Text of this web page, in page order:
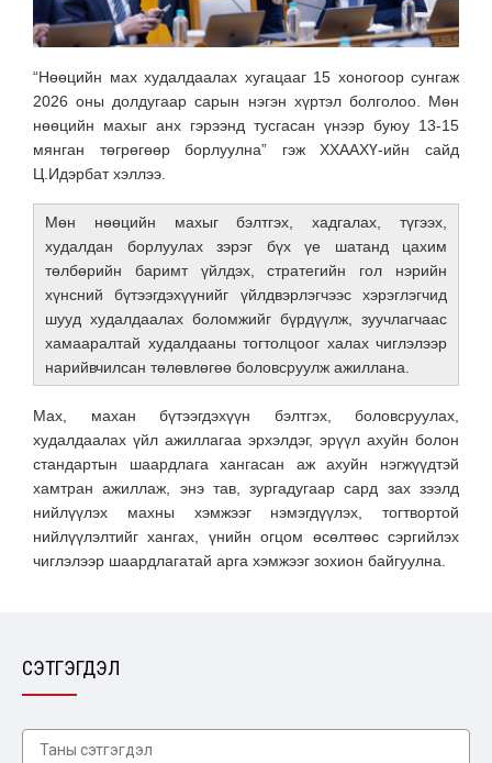
“Нөөцийн мах худалдаалах хугацааг 15 хоногоор сунгаж
2026 оны долдугаар сарын нэгэн хүртэл болголоо. Мөн
нөөцийн махыг анх гэрээнд тусгасан үнээр буюу 13-15
мянган төгрөгөөр борлуулна” гэж ХХААХҮ-ийн сайд
Ц.Идэрбат хэллээ.
Мөн нөөцийн махыг бэлтгэх, хадгалах, түгээх,
худалдан борлуулах зэрэг бүх үе шатанд цахим
төлбөрийн баримт үйлдэх, стратегийн гол нэрийн
хүнсний бүтээгдэхүүнийг үйлдвэрлэгчээс хэрэглэгчид
шууд худалдаалах боломжийг бүрдүүлж, зуучлагчаас
хамааралтай худалдааны тогтолцоог халах чиглэлээр
нарийвчилсан төлөвлөгөө боловсруулж ажиллана.
Max, махан бүтээгдэхүүн бэлтгэх, боловсруулах,
худалдаалах үйл ажиллагаа эрхэлдэг, эрүүл ахуйн болон
стандартын шаардлага хангасан аж ахуйн нэгжүүдтэй
хамтран ажиллаж, энэ тав, зургадугаар сард зах зээлд
нийлүүлэх махны хэмжээг нэмэгдүүлэх, тогтвортой
нийлүүлэлтийг хангах, үнийн огцом өсөлтөөс сэргийлэх
чиглэлээр шаардлагатай арга хэмжээг зохион байгуулна.
СЭТГЭГДЭЛ